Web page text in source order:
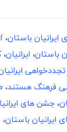
باستان،
باستان، ایرانیان،
تجدد‌خواهی
بی فرهنگ هستند،
، جشن های
،